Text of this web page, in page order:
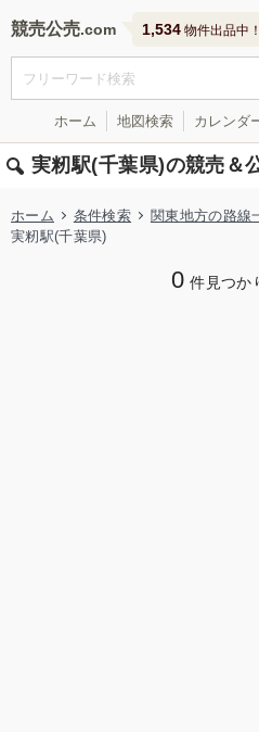
競売公売 1,534 物件出品中！
ホーム 地図検索 カレンダ
実籾駅(千葉県)の競売＆
ホーム 条件検索 関東地方の路線
実籾駅(千葉県)
0 件見つか